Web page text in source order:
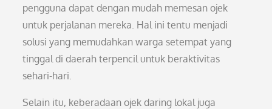
pengguna dapat dengan mudah memesan ojek
untuk perjalanan mereka. Hal ini tentu menjadi
solusi yang memudahkan warga setempat yang
tinggal di daerah terpencil untuk beraktivitas
sehari-hari.
Selain itu, keberadaan ojek daring lokal juga